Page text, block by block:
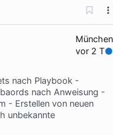
München
vor 2 T
nach Playbook -
nach Anweisung -
- Erstellen von neuen
unbekannte